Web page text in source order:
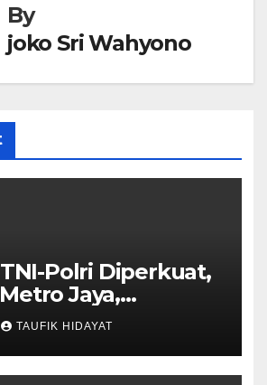
By
joko Sri Wahyono
Polri Diperkuat,
Jaya,
Jaya, dan
Jalin
TAUFIK HIDAYAT